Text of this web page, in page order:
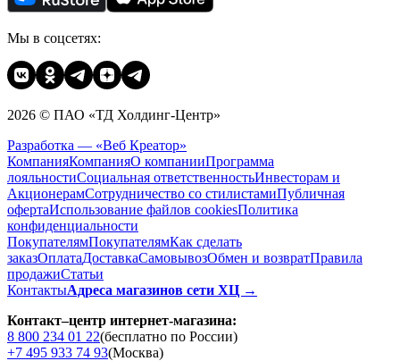
Мы в соцсетях:
2026 © ПАО «ТД Холдинг-Центр»
Разработка — «Веб Креатор»
КомпанияКомпанияО компанииПрограмма
лояльностиСоциальная ответственностьИнвесторам и
АкционерамСотрудничество со стилистамиПубличная
офертаИспользование файлов cookiesПолитика
конфиденциальности
ПокупателямПокупателямКак сделать
заказОплатаДоставкаCамовывозОбмен и возвратПравила
продажиСтатьи
КонтактыАдреса магазинов сети ХЦ →
Контакт–центр интернет-магазина:
8 800 234 01 22(бесплатно по России)
+7 495 933 74 93(Москва)